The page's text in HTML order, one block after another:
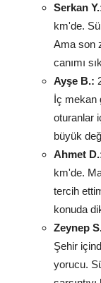
Serkan
km'de.
Ama son
canımı
Ayşe B.:
İç mekan
oturanlar
büyük
Ahmet
km'de.
tercih
konuda
Zeynep
Şehir
yorucu.